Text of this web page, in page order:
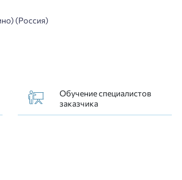
(Россия)
Обучение специалистов
заказчика